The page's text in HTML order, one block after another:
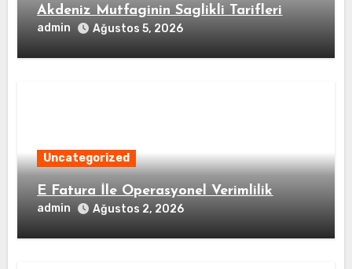
Akdeniz Mutfaginin Saglikli Tarifleri
admin Ağustos 5, 2026
Uncategorized
E Fatura İle Operasyonel Verimlilik
admin Ağustos 2, 2026